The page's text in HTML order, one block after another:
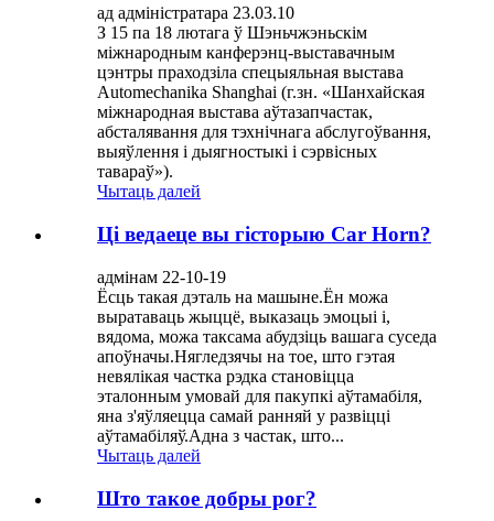
ад адміністратара 23.03.10
З 15 па 18 лютага ў Шэньчжэньскім
міжнародным канферэнц-выставачным
цэнтры праходзіла спецыяльная выстава
Automechanika Shanghai (г.зн. «Шанхайская
міжнародная выстава аўтазапчастак,
абсталявання для тэхнічнага абслугоўвання,
выяўлення і дыягностыкі і сэрвісных
тавараў»).
Чытаць далей
Ці ведаеце вы гісторыю Car Horn?
адмінам 22-10-19
Ёсць такая дэталь на машыне.Ён можа
выратаваць жыццё, выказаць эмоцыі і,
вядома, можа таксама абудзіць вашага суседа
апоўначы.Нягледзячы на ​​тое, што гэтая
невялікая частка рэдка становіцца
эталонным умовай для пакупкі аўтамабіля,
яна з'яўляецца самай ранняй у развіцці
аўтамабіляў.Адна з частак, што...
Чытаць далей
Што такое добры рог?